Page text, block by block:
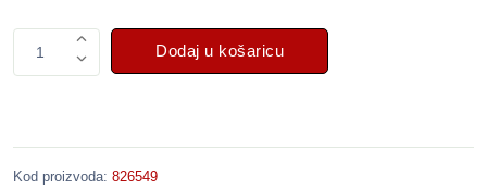
1 Dodaj u košaricu
Kod proizvoda: 826549